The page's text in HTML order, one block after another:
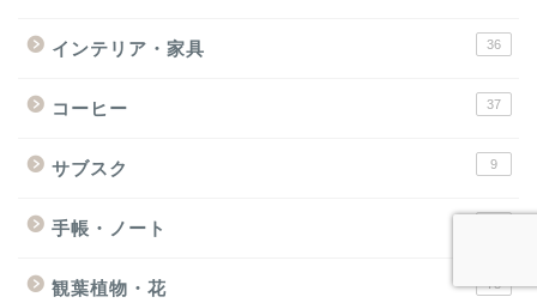
インテリア・家具 36
コーヒー 37
サブスク 9
手帳・ノート
観葉植物・花 78